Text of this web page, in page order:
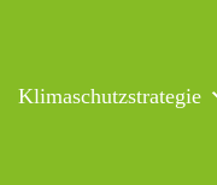
Klimaschutzstrategie